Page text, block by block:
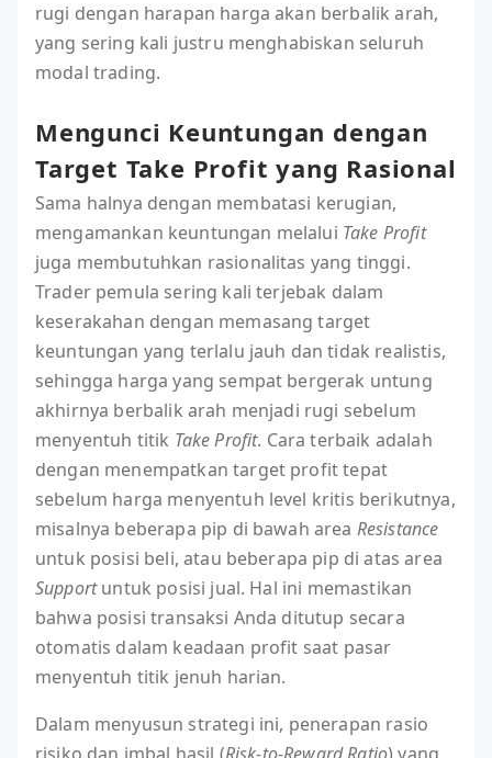
rugi dengan harapan harga akan berbalik arah,
yang sering kali justru menghabiskan seluruh
modal trading.
Mengunci Keuntungan dengan
Target Take Profit yang Rasional
Sama halnya dengan membatasi kerugian,
mengamankan keuntungan melalui Take Profit
juga membutuhkan rasionalitas yang tinggi.
Trader pemula sering kali terjebak dalam
keserakahan dengan memasang target
keuntungan yang terlalu jauh dan tidak realistis,
sehingga harga yang sempat bergerak untung
akhirnya berbalik arah menjadi rugi sebelum
menyentuh titik Take Profit. Cara terbaik adalah
dengan menempatkan target profit tepat
sebelum harga menyentuh level kritis berikutnya,
misalnya beberapa pip di bawah area Resistance
untuk posisi beli, atau beberapa pip di atas area
Supportuntuk posisi jual. Hal ini memastikan
bahwa posisi transaksi Anda ditutup secara
otomatis dalam keadaan profit saat pasar
menyentuh titik jenuh harian.
Dalam menyusun strategi ini, penerapan rasio